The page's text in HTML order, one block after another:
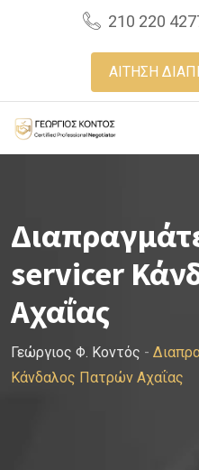
210 220
ΑΙΤΗΣΗ
servicer
Αχαΐας
Γεώργιος Φ. Κοντός -
Κάνδαλος Πατρών Αχαΐας